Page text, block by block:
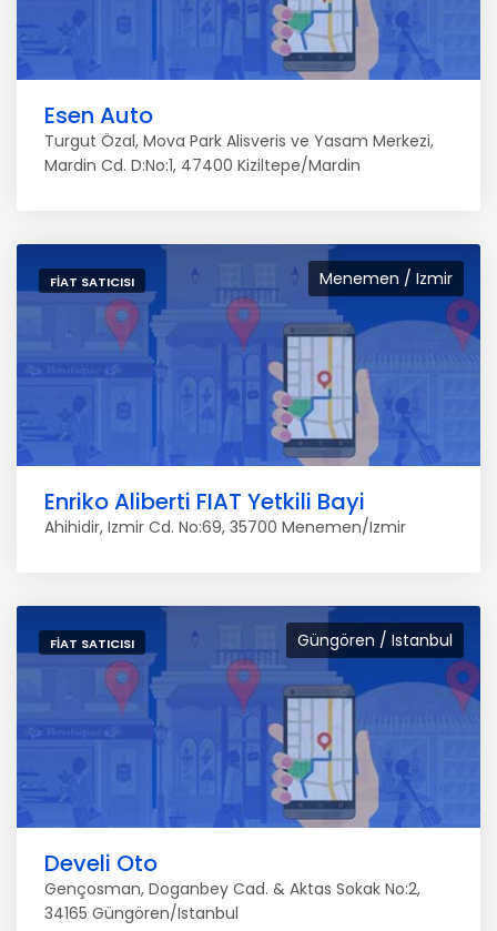
Esen Auto
Turgut Özal, Mova Park Alisveris ve Yasam Merkezi,
Mardin Cd. D:No:1, 47400 Kiziltepe/Mardin
Menemen / Izmir
FIAT SATICISI
Enriko Aliberti FIAT Yetkili Bayi
Ahihidir, Izmir Cd. No:69, 35700 Menemen/Izmir
Güngören / Istanbul
FIAT SATICISI
Develi Oto
Gençosman, Doganbey Cad. & Aktas Sokak No:2,
34165 Güngören/Istanbul